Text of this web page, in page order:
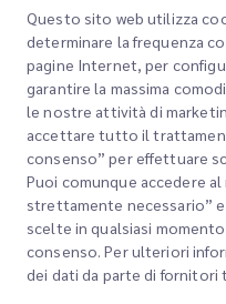
Iscrivendoti accetti la nostra
privacy
Link rapidi
Aziendale
Questo sito web utilizza
determinare la frequenza
pagine Internet, per
garantire la massima
le nostre attività di
accettare tutto il
consenso” per effettuare
Puoi comunque accedere
strettamente necessario”
scelte in qualsiasi
consenso. Per ulteriori
dei dati da parte di